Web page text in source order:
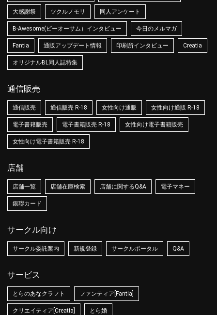
大感謝祭 ツクルノモリ 同人アンケート
B-Awesome(ビーオーサム）インタビュー 今日のメルマガ
Fantia 通販アップデート情報 印刷所インタビュー Creatia
オリジナルBL同人誌特集
通信販売
通信販売 通信販売 R-18 女性向け通販 女性向け通販 R-18
電子書籍販売 電子書籍販売 R-18 女性向け電子書籍販売
女性向け電子書籍販売 R-18
店舗
店舗一覧 店舗在庫検索 店舗に関するQ&A 電子マネー
銀聯カード
サークル向け
サークル委託案内 新規登録 サークルポータル Q&A
サービス
とらのあなクラフト ファンティア[Fantia]
クリエイティア[Creatia] とら婚